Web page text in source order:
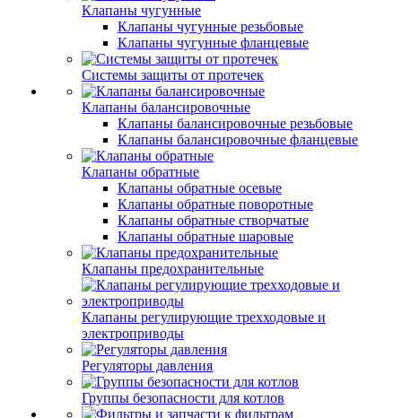
Клапаны чугунные
Клапаны чугунные резьбовые
Клапаны чугунные фланцевые
Системы защиты от протечек
Клапаны балансировочные
Клапаны балансировочные резьбовые
Клапаны балансировочные фланцевые
Клапаны обратные
Клапаны обратные осевые
Клапаны обратные поворотные
Клапаны обратные створчатые
Клапаны обратные шаровые
Клапаны предохранительные
Клапаны регулирующие трехходовые и
электроприводы
Регуляторы давления
Группы безопасности для котлов